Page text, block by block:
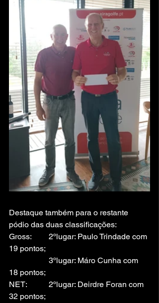
Destaque também para o restante
pódio das duas classificações:
Gross:  	2ºlugar: Paulo Trindade com
19 pontos;
18 pontos;
NET: 	2ºlugar: Deirdre Foran com
32 pontos;